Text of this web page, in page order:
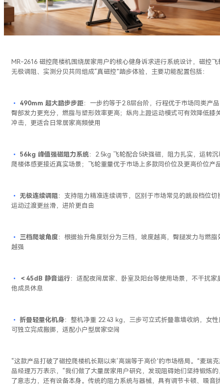
MR-2616 磁控爬楼机围绕居家用户的核心健身诉求进行系统设计，磁控飞
无极调阻、实测分贝共同组成“真磁控”踏步体验，主要功能配置包括：
• 490mm 超大踏步步距：一步约等于2.8层台阶，行程优于市场同类产
臀部发力更充分，燃脂与塑形效率更高；纵向上蹬运动模式可有效降低膝
冲击，更适合日常居家高频使用
• 56kg 峰值强磁阻力系统：2.5kg 飞轮配合5块强磁，阻力扎实，运转沉
爬楼体感更接近真实场景；飞轮重量优于市场上多款同价位及更高价位产
• 无极连续调阻 ：支持阻力精准连续调节，区别于市场常见的跳段档位切
运动过渡更丝滑，进阶更自由
• 三档爬坡角度：根据抬升角度划分为三档，坡度越高，臀腿发力与燃脂
越强
• ＜45dB 静音运行：适配夜间居家、卧室及阳台等使用场景，不干扰家
他成员休息
• 折叠轻量化机身：整机净重 22.43 kg，三步可立式折叠靠墙收纳，女性
可独立完成搬挪，适配小户型居家空间
“这款产品打破了磁控爬楼机长期以来‘高端等于高价’的市场格局。”麦瑞
品经理万万表示，“我们做了大量居家用户研究，发现阻碍她们坚持锻炼的
了意志力，还有设备本身。传统的阻力系统与器械，具有调节卡顿、噪音